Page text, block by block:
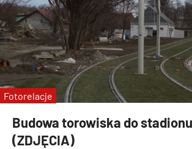
Budowa torowiska do
(ZDJĘCIA)
Fotorelacje